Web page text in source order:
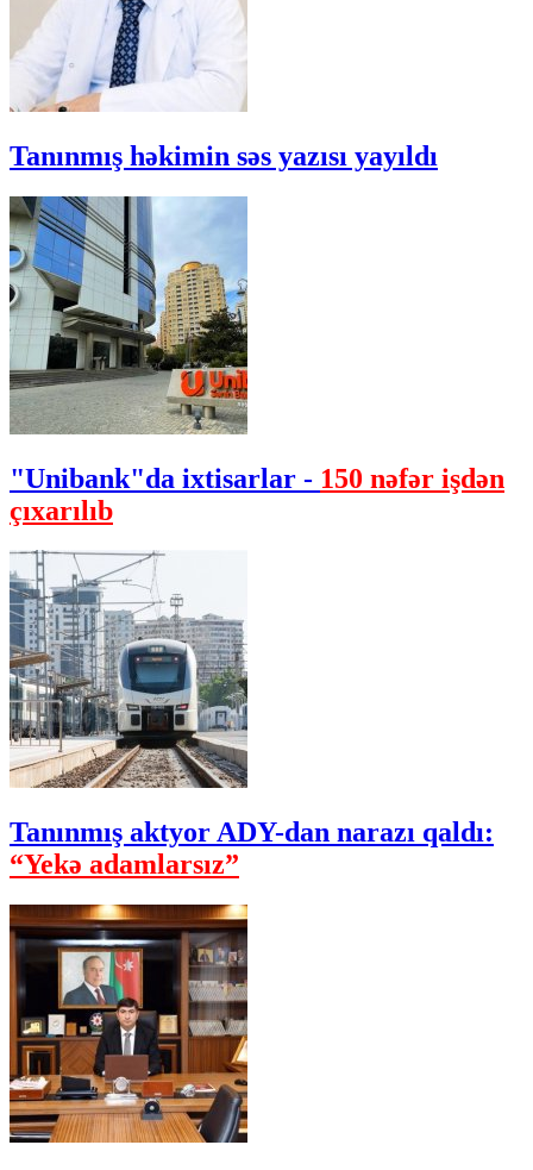
Tanınmış həkimin səs yazısı yayıldı
"Unibank"da ixtisarlar - 150 nəfər işdən
çıxarılıb
Tanınmış aktyor ADY-dan narazı qaldı:
“Yekə adamlarsız”